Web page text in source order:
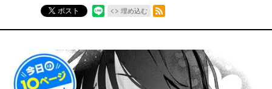
ポスト 埋め込む
RSSフィード